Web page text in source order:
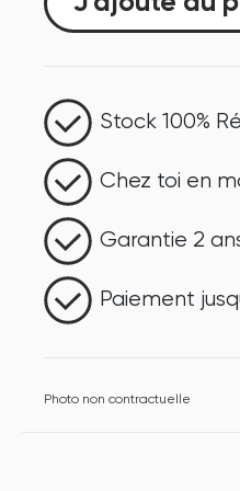
Stock 100%
Chez toi en
Garantie 2
Paiement
Photo non contractuelle